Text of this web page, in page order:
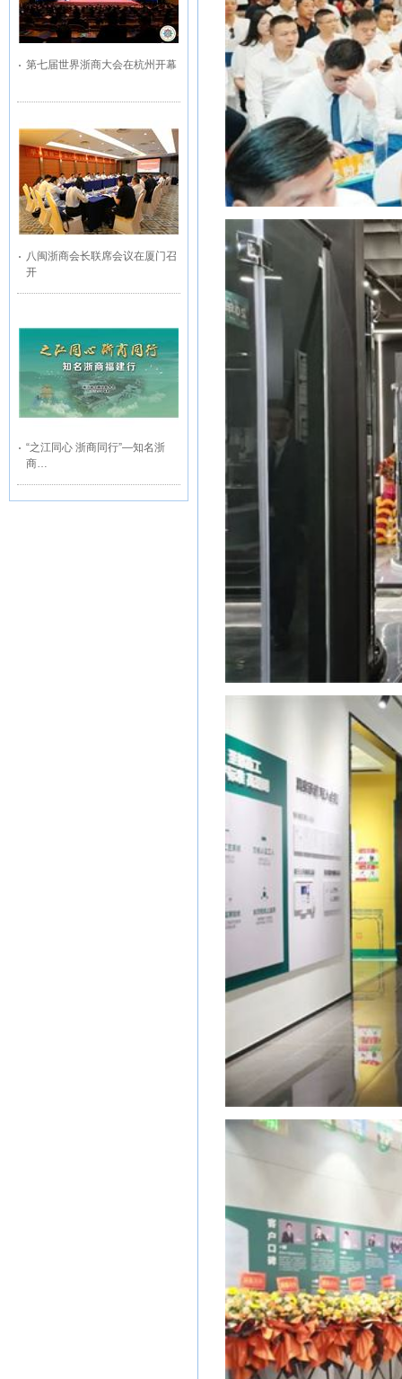
第七届世界浙商大会在杭州开幕
八闽浙商会长联席会议在厦门召
开
“之江同心 浙商同行”—知名浙
商…